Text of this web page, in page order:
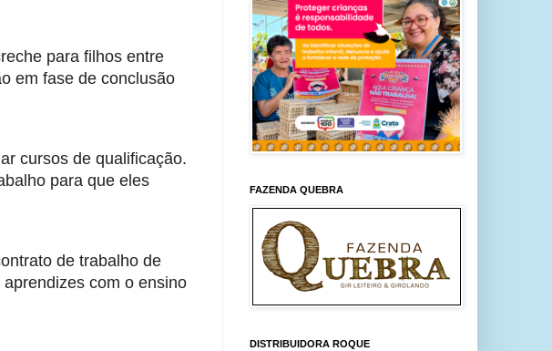
para filhos entre
em fase de conclusão
cursos de qualificação.
para que eles
de trabalho de
com o ensino
FAZENDA QUEBRA
DISTRIBUIDORA ROQUE